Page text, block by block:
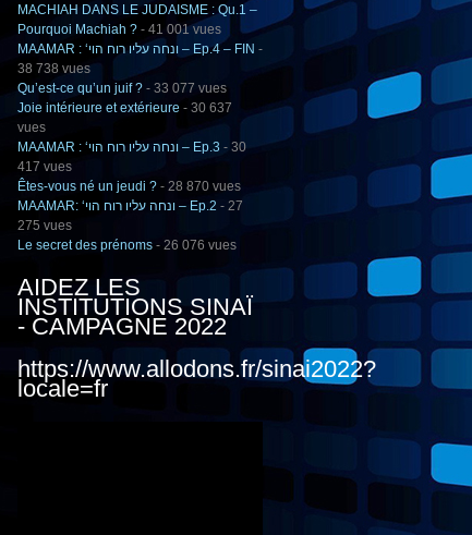
MACHIAH DANS LE JUDAISME : Qu.1 –
Pourquoi Machiah ? - 41 001 vues
MAAMAR : ‘ונחה עליו רוח הוי – Ep.4 – FIN -
38 738 vues
Qu’est-ce qu’un juif ? - 33 077 vues
Joie intérieure et extérieure - 30 637
vues
MAAMAR : ‘ונחה עליו רוח הוי – Ep.3 - 30
417 vues
Êtes-vous né un jeudi ? - 28 870 vues
MAAMAR: ‘ונחה עליו רוח הוי – Ep.2 - 27
275 vues
Le secret des prénoms - 26 076 vues
AIDEZ LES
INSTITUTIONS SINAÏ
- CAMPAGNE 2022
https://www.allodons.fr/sinai2022?
locale=fr